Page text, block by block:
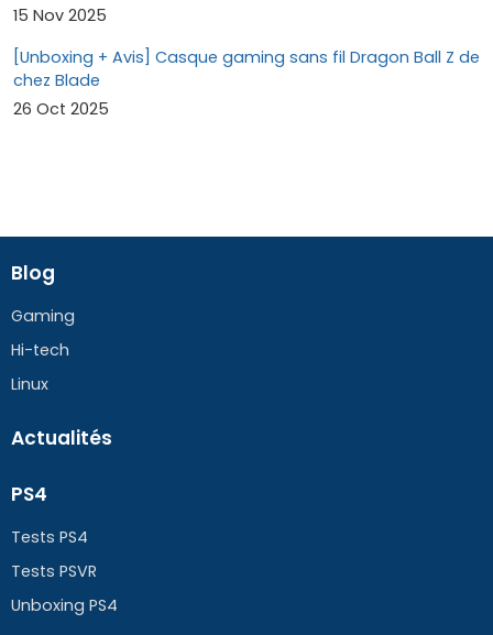
15 Nov 2025
[Unboxing + Avis] Casque gaming sans fil Dragon Ball Z de
chez Blade
26 Oct 2025
Blog
Gaming
Hi-tech
Linux
Actualités
PS4
Tests PS4
Tests PSVR
Unboxing PS4